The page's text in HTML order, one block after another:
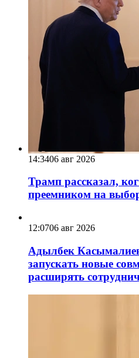
14:3406 авг 2026
Трамп рассказал,
преемником на
12:0706 авг 2026
Адылбек
запускать новые
расширять